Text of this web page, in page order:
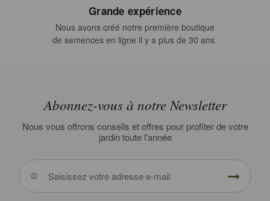
Grande expérience
Nous avons créé notre première boutique
de semences en ligne il y a plus de 30 ans.
Abonnez-vous à notre Newsletter
Nous vous offrons conseils et offres pour profiter de votre
jardin toute l'année